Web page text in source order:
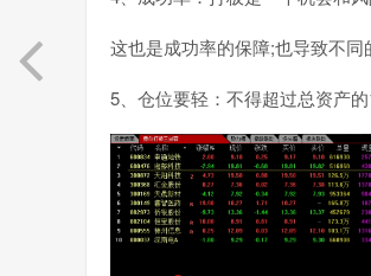
这也是成功率的保障;也导致不同
5、仓位要轻：不得超过总资产